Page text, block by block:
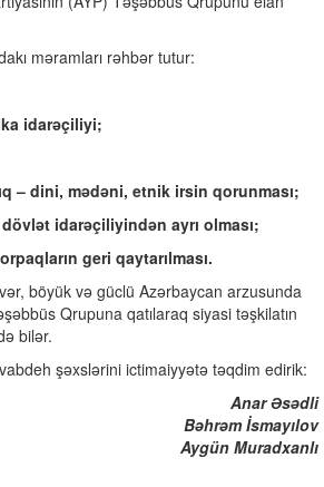
məramları rəhbər tutur:
idarəçiliyi;
– dini, mədəni, etnik irsin qorunması;
idarəçiliyindən ayrı olması;
geri qaytarılması.
böyük və güclü Azərbaycan arzusunda
Qrupuna qatılaraq siyasi təşkilatın
bilər.
şəxslərini ictimaiyyətə təqdim edirik:
Anar Əsədli
Bəhrəm İsmayılov
Aygün Muradxanlı